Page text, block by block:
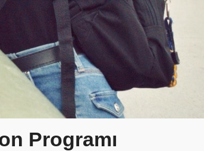
Programı